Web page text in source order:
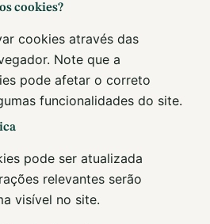
cookies?
cookies através das
Note que a
pode afetar o correto
funcionalidades do site.
pode ser atualizada
relevantes serão
visível no site.